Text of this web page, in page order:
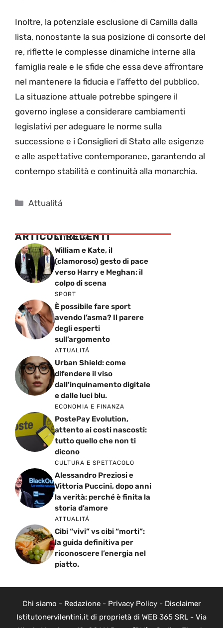
Inoltre, la potenziale esclusione di Camilla dalla
lista, nonostante la sua posizione di consorte del
re, riflette le complesse dinamiche interne alla
famiglia reale e le sfide che essa deve affrontare
nel mantenere la fiducia e l’affetto del pubblico.
La situazione attuale potrebbe spingere il
governo inglese a considerare cambiamenti
legislativi per adeguare le norme sulla
successione e i Consiglieri di Stato alle esigenze
e alle aspettative contemporanee, garantendo al
contempo stabilità e continuità alla monarchia.
Categorie
Attualitá
ARTICOLI RECENTI
ATTUALITÁ
William e Kate, il
(clamoroso) gesto di pace
verso Harry e Meghan: il
colpo di scena
SPORT
È possibile fare sport
avendo l’asma? Il parere
degli esperti
sull’argomento
ATTUALITÁ
Urban Shield: come
difendere il viso
dall’inquinamento digitale
e dalle luci blu.
ECONOMIA E FINANZA
PostePay Evolution,
attento ai costi nascosti:
tutto quello che non ti
dicono
CULTURA E SPETTACOLO
Alessandro Preziosi e
Vittoria Puccini, dopo anni
la verità: perché è finita la
storia d’amore
ATTUALITÁ
Cibi “vivi” vs cibi “morti”:
la guida definitiva per
riconoscere l’energia nel
piatto.
Chi siamo - Redazione- Privacy Policy- Disclaimer
Istitutonervilentini.it di proprietà di WEB 365 SRL - Via